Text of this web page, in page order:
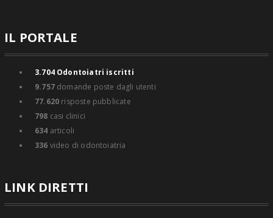
IL PORTALE
3.704Odontoiatri iscritti
9.757domande poste dagli utenti
77.620 risposte pubblicate
798 casi clinici
634 articoli
336 video di odontoiatria
LINK DIRETTI